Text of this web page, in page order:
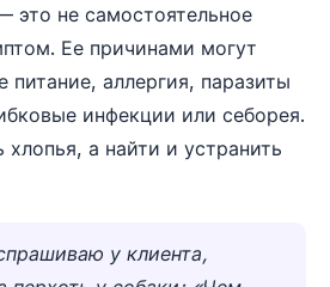
это не самостоятельное
Ее причинами могут
питание, аллергия, паразиты
инфекции или себорея.
а найти и устранить
у клиента,